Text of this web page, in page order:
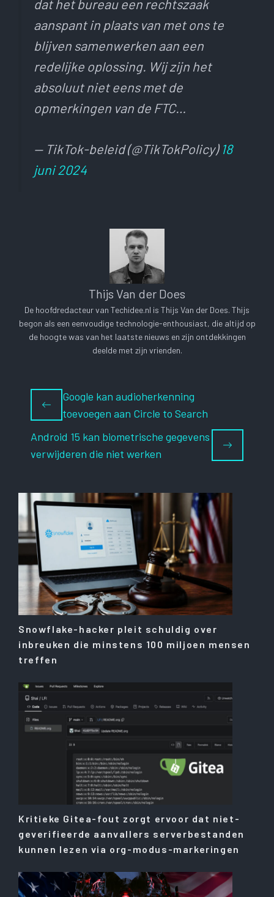
dat het bureau een rechtszaak
aanspant in plaats van met ons te
blijven samenwerken aan een
redelijke oplossing. Wij zijn het
absoluut niet eens met de
opmerkingen van de FTC…
— TikTok-beleid (@TikTokPolicy) 18
juni 2024
Thijs Van der Does
De hoofdredacteur van Techidee.nl is Thijs Van der Does. Thijs
begon als een eenvoudige technologie-enthousiast, die altijd op
de hoogte was van het laatste nieuws en zijn ontdekkingen
deelde met zijn vrienden.
Google kan audioherkenning
toevoegen aan Circle to Search
Android 15 kan biometrische gegevens
verwijderen die niet werken
Snowflake-hacker pleit schuldig over
inbreuken die minstens 100 miljoen mensen
treffen
Kritieke Gitea-fout zorgt ervoor dat niet-
geverifieerde aanvallers serverbestanden
kunnen lezen via org-modus-markeringen